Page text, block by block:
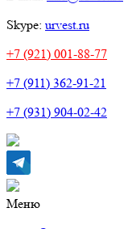
Skype: urvest.ru
+7 (921) 001-88-77
+7 (911) 362-91-21
+7 (931) 904-02-42
Меню